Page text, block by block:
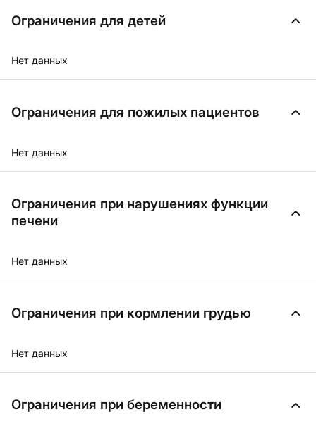
Ограничения для детей
Нет данных
Ограничения для пожилых пациентов
Нет данных
Ограничения при нарушениях функции
печени
Нет данных
Ограничения при кормлении грудью
Нет данных
Ограничения при беременности